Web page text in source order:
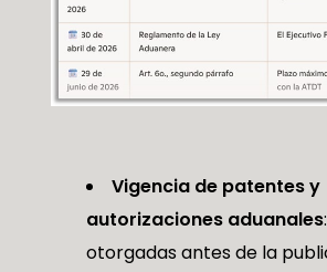
Vigencia de patentes y
autorizaciones aduanales
otorgadas antes de la